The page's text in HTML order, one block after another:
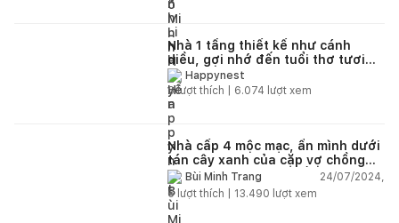
Nhà 1 tầng thiết kế như cánh
diều, gợi nhớ đến tuổi thơ tươi
đẹp của gia chủ
Happynest
6lượt thích | 6.074 lượt xem
Nhà cấp 4 mộc mạc, ẩn mình dưới
tán cây xanh của cặp vợ chồng
trẻ tại vùng núi Tây Bắc với chi
phí hoàn thiện 1,2 tỷ đồng
Bùi Minh Trang
24/07/2024,
6lượt thích | 13.490 lượt xem